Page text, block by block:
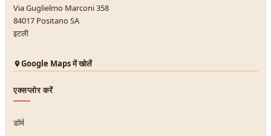
Via Guglielmo Marconi 358
84017 Positano SA
इटली
Google Maps में खोलें
एक्सप्लोर करें
डॉर्म